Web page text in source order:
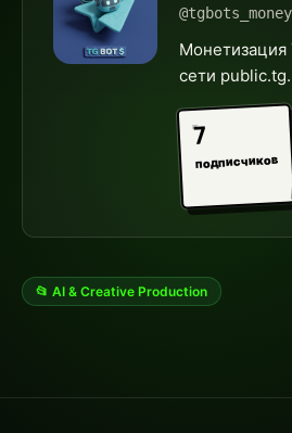
Монетизация
сети public.tg.
7
подписчиков
📂 AI & Creative Production